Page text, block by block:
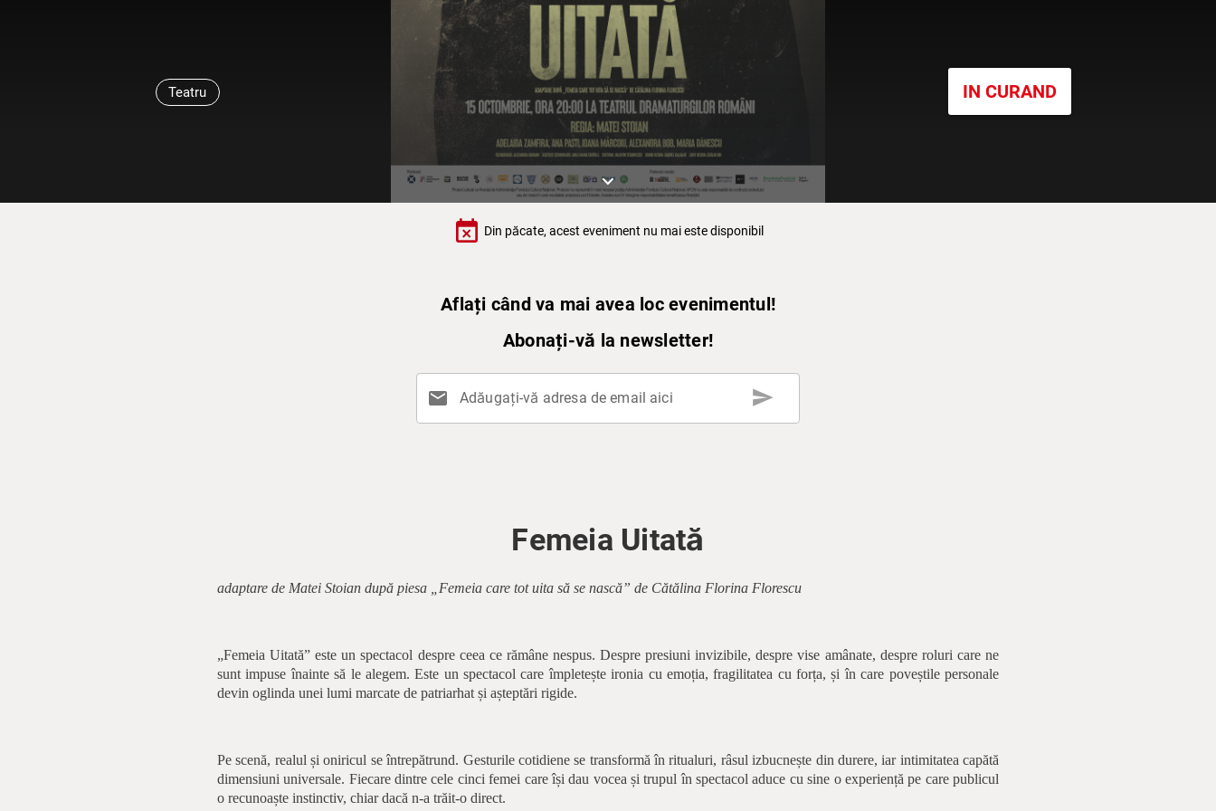
Teatru IN CURAND
keyboard_arrow_down
event_busy Din păcate, acest eveniment nu mai este disponibil
Aflați când va mai avea loc evenimentul!
Abonați-vă la newsletter!
mail Adăugați-vă adresa de email aici send
Femeia Uitată
adaptare de Matei Stoian după piesa „Femeia care tot uita să se nască” de Cătălina Florina Florescu
„Femeia Uitată” este un spectacol despre ceea ce rămâne nespus. Despre presiuni invizibile, despre vise amânate, despre roluri care ne
sunt impuse înainte să le alegem. Este un spectacol care împletește ironia cu emoția, fragilitatea cu forța, și în care poveștile personale
devin oglinda unei lumi marcate de patriarhat și așteptări rigide.
Pe scenă, realul și oniricul se întrepătrund. Gesturile cotidiene se transformă în ritualuri, râsul izbucnește din durere, iar intimitatea capătă
dimensiuni universale. Fiecare dintre cele cinci femei care își dau vocea și trupul în spectacol aduce cu sine o experiență pe care publicul
o recunoaște instinctiv, chiar dacă n-a trăit-o direct.